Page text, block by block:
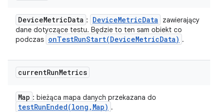
DeviceMetricData : DeviceMetricData
zawierający
dane dotyczące testu. Będzie to ten sam obiekt co
podczas onTestRunStart(DeviceMetricData) .
currentRunMetrics
Map : bieżąca mapa danych przekazana do
testRunEnded(long , Map) .